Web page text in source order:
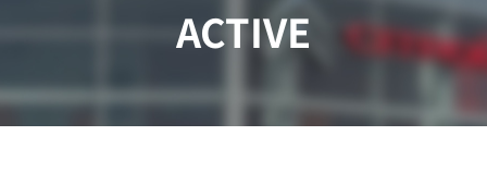
ACTIVE